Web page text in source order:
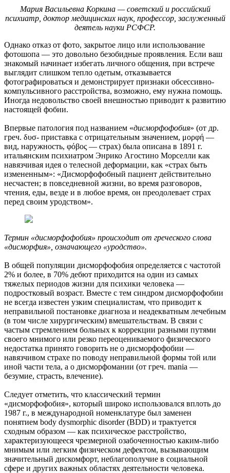
Мария Васильевна Коркина — советский и российский
психиатр, доктор медицинских наук, профессор, заслуженный
деятель науки РСФСР.
Однако отказ от фото, закрытое лицо или использование
фотошопа — это довольно безобидные проявления. Если ваш
знакомый начинает избегать личного общения, при встрече
выглядит слишком тепло одетым, отказывается
фотографироваться и демонстрирует признаки обсессивно-
компульсивного расстройства, возможно, ему нужна помощь.
Иногда недовольство своей внешностью приводит к развитию
настоящей фобии.
Впервые патология под названием «дисморфофобия» (от др.
греч. δυσ- приставка с отрицательным значением, μορφή —
вид, наружность, φόβος — страх) была описана в 1891 г.
итальянским психиатром Энрико Агостино Морселли как
навязчивая идея о телесной деформации, как «страх быть
измененным»: «Дисморфофобный пациент действительно
несчастен; в повседневной жизни, во время разговоров,
чтения, еды, везде и в любое время, он преодолевает страх
перед своим уродством».
Термин «дисморфофобия» происходит от греческого слова
«дисморфия», означающего «уродство».
В общей популяции дисморфофобия определяется с частотой
2% и более, в 70% дебют приходится на один из самых
тяжелых периодов жизни для психики человека —
подростковый возраст. Вместе с тем синдром дисморфофобии
не всегда известен узким специалистам, что приводит к
неправильной постановке диагноза и неадекватным лечебным
(в том числе хирургическим) вмешательствам. В связи с
частым стремлением больных к коррекции разными путями
своего мнимого или резко переоцениваемого физического
недостатка принято говорить не о дисморфофобии —
навязчивом страхе по поводу неправильной формы той или
иной части тела, а о дисморфомании (от греч. mania —
безумие, страсть, влечение).
Следует отметить, что классический термин
«дисморфофобия», который широко использовался вплоть до
1987 г., в международной номенклатуре был заменен
понятием body dysmorphic disorder (BDD) и трактуется
сходным образом — как психическое расстройство,
характеризующееся чрезмерной озабоченностью каким-либо
мнимым или легким физическом дефектом, вызывающим
значительный дискомфорт, неблагополучие в социальной
сфере и других важных областях деятельности человека.